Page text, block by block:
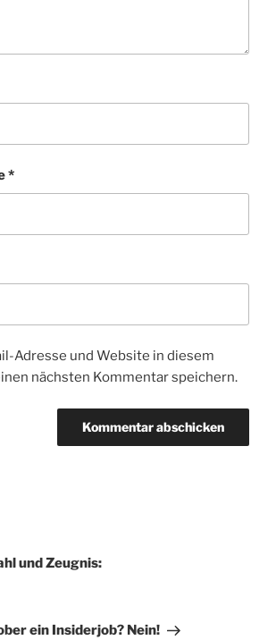
*
Adresse und Website in diesem
nächsten Kommentar speichern.
und Zeugnis:
ein Insiderjob? Nein!